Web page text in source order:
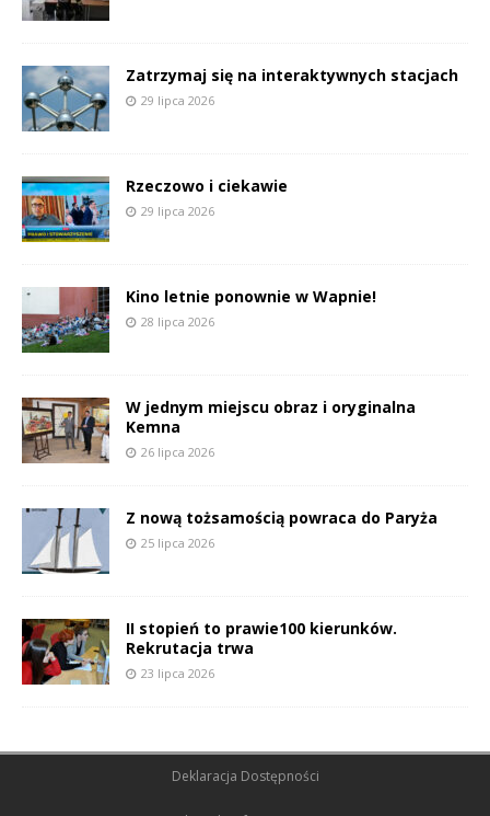
Zatrzymaj się na interaktywnych stacjach
29 lipca 2026
Rzeczowo i ciekawie
29 lipca 2026
Kino letnie ponownie w Wapnie!
28 lipca 2026
W jednym miejscu obraz i oryginalna
Kemna
26 lipca 2026
Z nową tożsamością powraca do Paryża
25 lipca 2026
II stopień to prawie100 kierunków.
Rekrutacja trwa
23 lipca 2026
Deklaracja Dostępności